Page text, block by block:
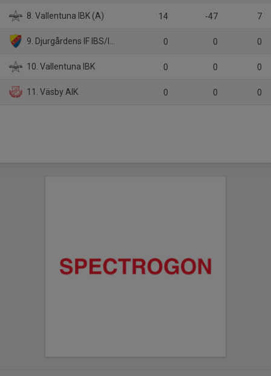
8. Vallentuna IBK (A) 14 -47 7
9. Djurgårdens IF IBS/IBF Offensiv Lidingö 0 0 0
10. Vallentuna IBK 0 0 0
11. Väsby AIK 0 0 0